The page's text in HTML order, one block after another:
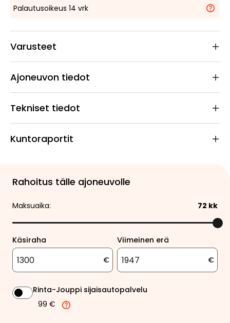
Palautusoikeus 14 vrk
Varusteet
Ajoneuvon tiedot
Tekniset tiedot
Kuntoraportit
Rahoitus tälle ajoneuvolle
Maksuaika: 72 kk
Käsiraha
€
Viimeinen erä
€
Rinta-Jouppi sijaisautopalvelu
99 €